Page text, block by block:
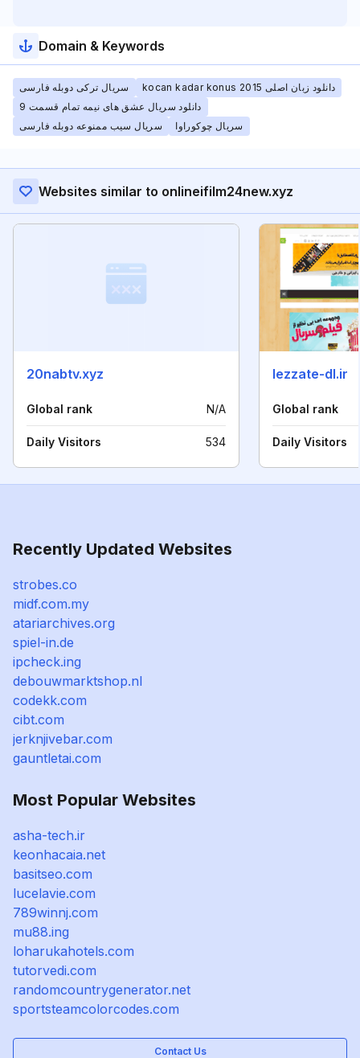
Domain & Keywords
سریال ترکی دوبله فارسی
kocan kadar konus 2015 دانلود زبان اصلی
دانلود سریال عشق های نیمه تمام قسمت 9
سریال سیب ممنوعه دوبله فارسی
سریال چوکوراوا
Websites similar to onlineifilm24new.xyz
20nabtv.xyz
Global rank N/A
Daily Visitors 534
lezzate-dl.ir
Global rank
Daily Visitors
Recently Updated Websites
strobes.co
midf.com.my
atariarchives.org
spiel-in.de
ipcheck.ing
debouwmarktshop.nl
codekk.com
cibt.com
jerknjivebar.com
gauntletai.com
Most Popular Websites
asha-tech.ir
keonhacaia.net
basitseo.com
lucelavie.com
789winnj.com
mu88.ing
loharukahotels.com
tutorvedi.com
randomcountrygenerator.net
sportsteamcolorcodes.com
Contact Us